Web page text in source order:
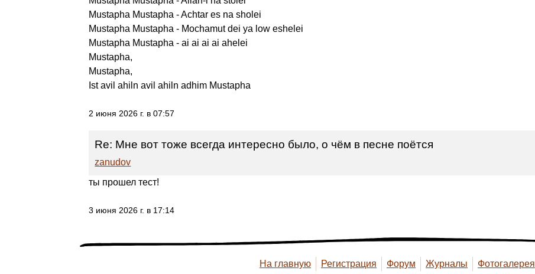
Mustapha Mustapha - Achtar es na sholei
Mustapha Mustapha - Mochamut dei ya low eshelei
Mustapha Mustapha - ai ai ai ai ahelei
Mustapha,
Mustapha,
Ist avil ahiln avil ahiln adhim Mustapha
2 июня 2026 г. в 07:57
Re: Мне вот тоже всегда интересно было, о чём в песне поётся
zanudov
ты прошел тест!
3 июня 2026 г. в 17:14
На главную Регистрация Форум Журналы Фотогалерея